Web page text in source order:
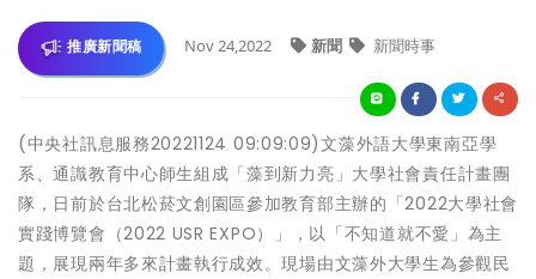
推廣新聞稿 Nov 24,2022 新聞 新聞時事
(中央社訊息服務20221124 09:09:09)文藻外語大學東南亞學
系、通識教育中心師生組成「藻到新力亮」大學社會責任計畫團
隊，日前於台北松菸文創園區參加教育部主辦的「2022大學社會
實踐博覽會（2022 USR EXPO）」，以「不知道就不愛」為主
題，展現兩年多來計畫執行成效。現場由文藻外大學生為參觀民